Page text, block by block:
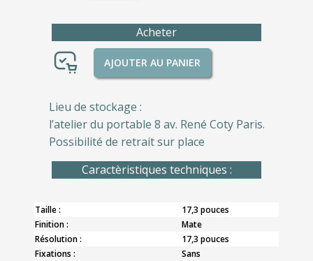
Acheter
AJOUTER AU PANIER
Lieu de stockage :
l’atelier du portable 8 av. René Coty Paris.
Possibilité de retrait sur place
Caractèristiques techniques :
Taille :
17,3 pouces
Finition :
Mate
Résolution :
17,3 pouces
Fixations :
Sans